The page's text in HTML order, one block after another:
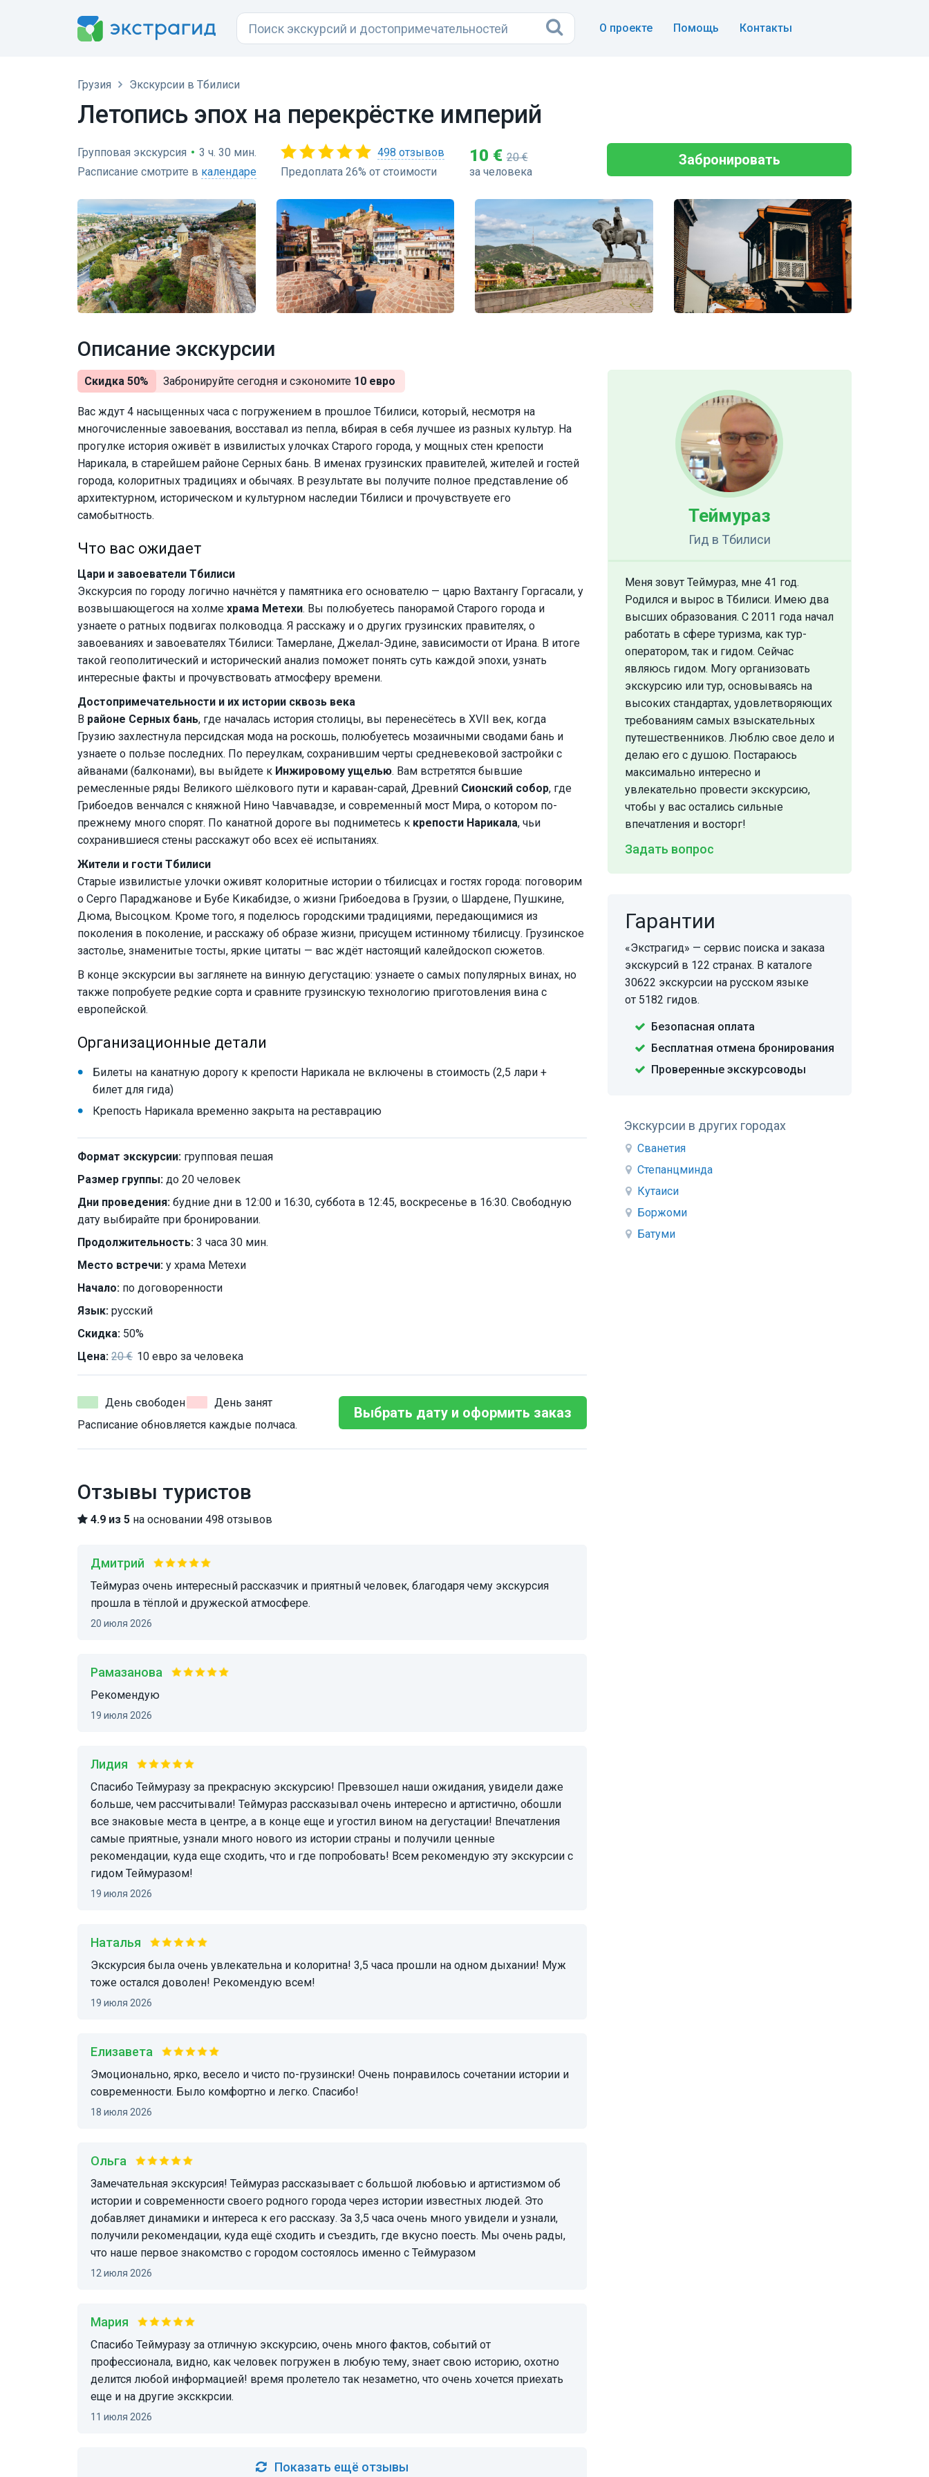
О проекте Помощь Контакты
Грузия Экскурсии в Тбилиси
Летопись эпох на перекрёстке империй
Групповая экскурсия • 3 ч. 30 мин.
Расписание смотрите в календаре
498 отзывов
Предоплата 26% от стоимости
10 € 20 €
за человека
Забронировать
Описание экскурсии
Скидка 50% Забронируйте сегодня и сэкономите 10 евро
Вас ждут 4 насыщенных часа с погружением в прошлое Тбилиси, который, несмотря на
многочисленные завоевания, восставал из пепла, вбирая в себя лучшее из разных культур. На
прогулке история оживёт в извилистых улочках Старого города, у мощных стен крепости
Нарикала, в старейшем районе Серных бань. В именах грузинских правителей, жителей и гостей
города, колоритных традициях и обычаях. В результате вы получите полное представление об
архитектурном, историческом и культурном наследии Тбилиси и прочувствуете его
самобытность.
Что вас ожидает
Цари и завоеватели Тбилиси
Экскурсия по городу логично начнётся у памятника его основателю — царю Вахтангу Горгасали, у
возвышающегося на холме храма Метехи. Вы полюбуетесь панорамой Старого города и
узнаете о ратных подвигах полководца. Я расскажу и о других грузинских правителях, о
завоеваниях и завоевателях Тбилиси: Тамерлане, Джелал-Эдине, зависимости от Ирана. В итоге
такой геополитический и исторический анализ поможет понять суть каждой эпохи, узнать
интересные факты и прочувствовать атмосферу времени.
Достопримечательности и их истории сквозь века
В районе Серных бань, где началась история столицы, вы перенесётесь в XVII век, когда
Грузию захлестнула персидская мода на роскошь, полюбуетесь мозаичными сводами бань и
узнаете о пользе последних. По переулкам, сохранившим черты средневековой застройки с
айванами (балконами), вы выйдете к Инжировому ущелью. Вам встретятся бывшие
ремесленные ряды Великого шёлкового пути и караван-сарай, Древний Сионский собор, где
Грибоедов венчался с княжной Нино Чавчавадзе, и современный мост Мира, о котором по-
прежнему много спорят. По канатной дороге вы подниметесь к крепости Нарикала, чьи
сохранившиеся стены расскажут обо всех её испытаниях.
Жители и гости Тбилиси
Старые извилистые улочки оживят колоритные истории о тбилисцах и гостях города: поговорим
о Серго Параджанове и Бубе Кикабидзе, о жизни Грибоедова в Грузии, о Шардене, Пушкине,
Дюма, Высоцком. Кроме того, я поделюсь городскими традициями, передающимися из
поколения в поколение, и расскажу об образе жизни, присущем истинному тбилисцу. Грузинское
застолье, знаменитые тосты, яркие цитаты — вас ждёт настоящий калейдоскоп сюжетов.
В конце экскурсии вы заглянете на винную дегустацию: узнаете о самых популярных винах, но
также попробуете редкие сорта и сравните грузинскую технологию приготовления вина с
европейской.
Организационные детали
Билеты на канатную дорогу к крепости Нарикала не включены в стоимость (2,5 лари +
билет для гида)
Крепость Нарикала временно закрыта на реставрацию
Формат экскурсии: групповая пешая
Размер группы: до 20 человек
Дни проведения: будние дни в 12:00 и 16:30, суббота в 12:45, воскресенье в 16:30. Свободную
дату выбирайте при бронировании.
Продолжительность: 3 часа 30 мин.
Место встречи: у храма Метехи
Начало: по договоренности
Язык: русский
Скидка: 50%
Цена: 20 € 10 евро за человека
День свободен
День занят
Расписание обновляется каждые полчаса.
Выбрать дату и оформить заказ
Отзывы туристов
4.9 из 5 на основании 498 отзывов
Дмитрий
Теймураз очень интересный рассказчик и приятный человек, благодаря чему экскурсия
прошла в тёплой и дружеской атмосфере.
20 июля 2026
Рамазанова
рекомендую
19 июля 2026
Лидия
Спасибо Теймуразу за прекрасную экскурсию! Превзошел наши ожидания, увидели даже
больше, чем рассчитывали! Теймураз рассказывал очень интересно и артистично, обошли
все знаковые места в центре, а в конце еще и угостил вином на дегустации! Впечатления
самые приятные, узнали много нового из истории страны и получили ценные
рекомендации, куда еще сходить, что и где попробовать! Всем рекомендую эту экскурсии с
гидом Теймуразом!
19 июля 2026
Наталья
Экскурсия была очень увлекательна и колоритна! 3,5 часа прошли на одном дыхании! Муж
тоже остался доволен! Рекомендую всем!
19 июля 2026
Елизавета
Эмоционально, ярко, весело и чисто по-грузински! Очень понравилось сочетании истории и
современности. Было комфортно и легко. Спасибо!
18 июля 2026
Ольга
Замечательная экскурсия! Теймураз рассказывает с большой любовью и артистизмом об
истории и современности своего родного города через истории известных людей. Это
добавляет динамики и интереса к его рассказу. За 3,5 часа очень много увидели и узнали,
получили рекомендации, куда ещё сходить и съездить, где вкусно поесть. Мы очень рады,
что наше первое знакомство с городом состоялось именно с Теймуразом
12 июля 2026
Мария
спасибо Теймуразу за отличную экскурсию, очень много фактов, событий от
профессионала, видно, как человек погружен в любую тему, знает свою историю, охотно
делится любой информацией! время пролетело так незаметно, что очень хочется приехать
еще и на другие эксккрсии.
11 июля 2026
Показать ещё отзывы
Теймураз
Гид в Тбилиси
Меня зовут Теймураз, мне 41 год.
Родился и вырос в Тбилиси. Имею два
высших образования. С 2011 года начал
работать в сфере туризма, как тур-
оператором, так и гидом. Сейчас
являюсь гидом. Могу организовать
экскурсию или тур, основываясь на
высоких стандартах, удовлетворяющих
требованиям самых взыскательных
путешественников. Люблю свое дело и
делаю его с душою. Постараюсь
максимально интересно и
увлекательно провести экскурсию,
чтобы у вас остались сильные
впечатления и восторг!
Задать вопрос
Гарантии
«Экстрагид» — сервис поиска и заказа
экскурсий в 122 странах. В каталоге
30622 экскурсии на русском языке
от 5182 гидов.
Безопасная оплата
Бесплатная отмена бронирования
Проверенные экскурсоводы
Экскурсии в других городах
Сванетия
Степанцминда
Кутаиси
Боржоми
Батуми